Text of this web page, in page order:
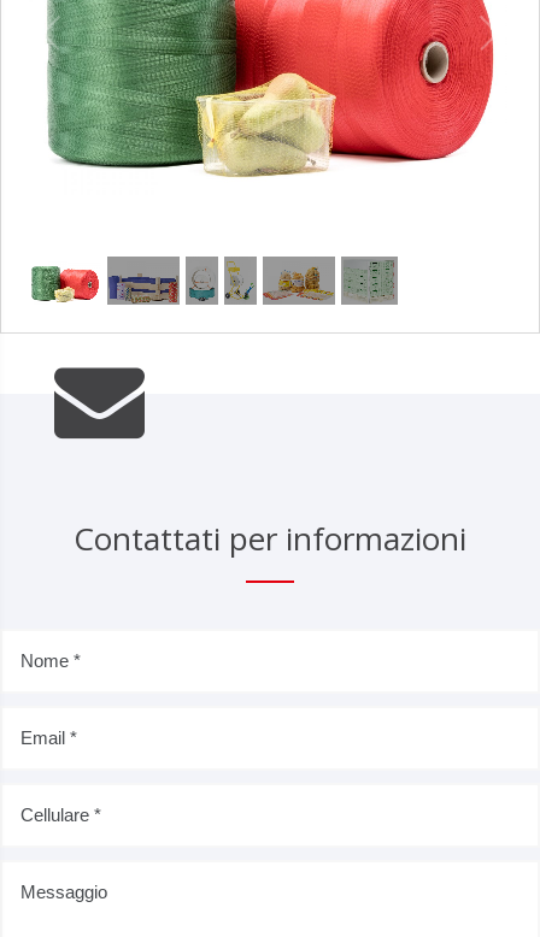
Contattati per informazioni